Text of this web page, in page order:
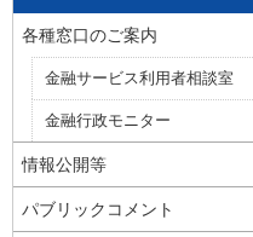
各種窓口のご案内
金融サービス利用者相談室
金融行政モニター
情報公開等
パブリックコメント